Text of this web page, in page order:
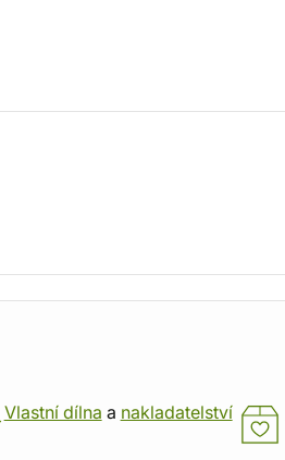
Vlastní dílna a nakladatelství